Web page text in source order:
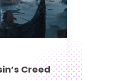
Creed